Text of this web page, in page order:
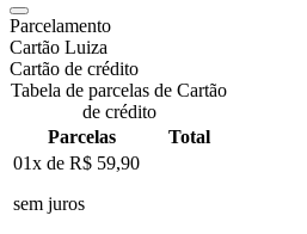
Parcelamento
Cartão Luiza
Cartão de crédito
Tabela de parcelas de Cartão
de crédito
Parcelas
Total
01x de R$ 59,90
sem juros